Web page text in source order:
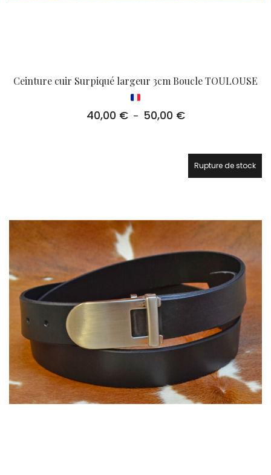
Ceinture cuir Surpiqué largeur 3cm Boucle TOULOUSE
40,00 € – 50,00 €Plage
40,00 €
50,00 €
Rupture de stock